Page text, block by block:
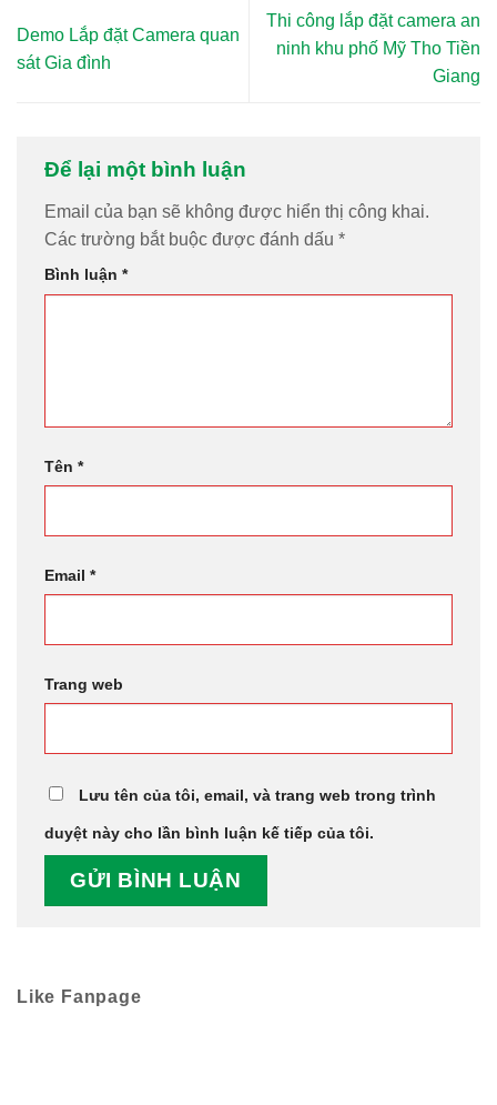
Demo Lắp đặt Camera quan
sát Gia đình
Thi công lắp đặt camera an
ninh khu phố Mỹ Tho Tiền
Giang
Để lại một bình luận
Email của bạn sẽ không được hiển thị công khai.
Các trường bắt buộc được đánh dấu *
Bình luận *
Tên *
Email *
Trang web
Lưu tên của tôi, email, và trang web trong trình
duyệt này cho lần bình luận kế tiếp của tôi.
Like Fanpage